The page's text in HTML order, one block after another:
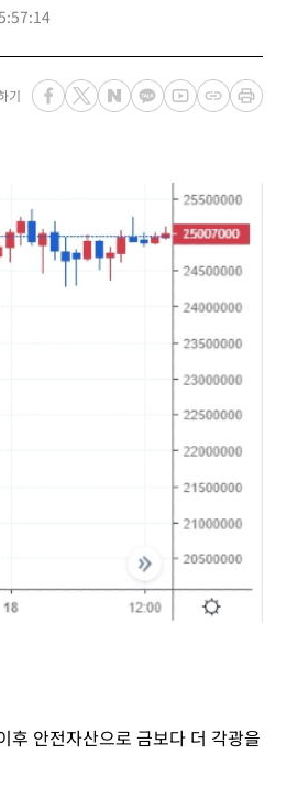
기
후 안전자산으로 금보다 더 각광을